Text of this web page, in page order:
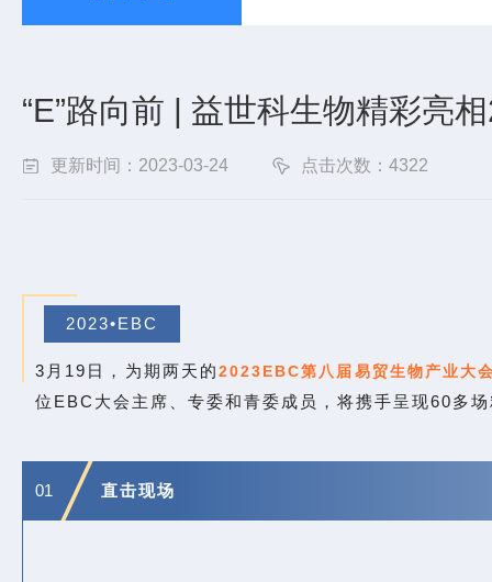
“E”路向前 | 益世科生物精彩亮
更新时间：2023-03-24 点击次数：4322
2023•EBC
3月19日，为期两天的2023EBC第八届易贸生物产业大
位EBC大会主席、专委和青委成员，将携手呈现60多
01 直击现场